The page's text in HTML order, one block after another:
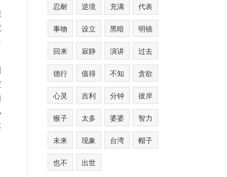
忍耐 逆境 充满 代表
事物 设立 黑暗 明镜
回来 寂静 演讲 过去
德行 值得 不知 贪欲
心灵 吉利 分钟 彼岸
猴子 太多 婆婆 智力
未来 现象 台湾 帽子
也不 出世